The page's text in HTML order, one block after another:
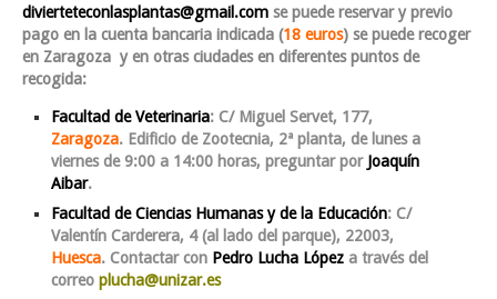
divierteteconlasplantas@gmail.com se puede reservar y previo
pago en la cuenta bancaria indicada (18 euros) se puede recoger
en Zaragoza y en otras ciudades en diferentes puntos de
recogida:
Facultad de Veterinaria: C/ Miguel Servet, 177,
Zaragoza. Edificio de Zootecnia, 2ª planta, de lunes a
viernes de 9:00 a 14:00 horas, preguntar por Joaquín
Aibar.
Facultad de Ciencias Humanas y de la Educación: C/
Valentín Carderera, 4 (al lado del parque), 22003,
Huesca. Contactar con Pedro Lucha Lópeza través del
correo plucha@unizar.es